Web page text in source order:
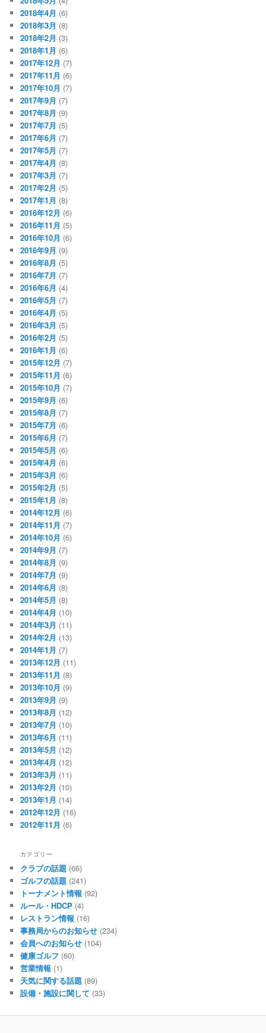
2018年4月 (6)
2018年3月 (8)
2018年2月 (3)
2018年1月 (6)
2017年12月 (7)
2017年11月 (6)
2017年10月 (7)
2017年9月 (7)
2017年8月 (9)
2017年7月 (5)
2017年6月 (7)
2017年5月 (7)
2017年4月 (8)
2017年3月 (7)
2017年2月 (5)
2017年1月 (8)
2016年12月 (6)
2016年11月 (5)
2016年10月 (6)
2016年9月 (9)
2016年8月 (5)
2016年7月 (7)
2016年6月 (4)
2016年5月 (7)
2016年4月 (5)
2016年3月 (5)
2016年2月 (5)
2016年1月 (6)
2015年12月 (7)
2015年11月 (6)
2015年10月 (7)
2015年9月 (6)
2015年8月 (7)
2015年7月 (6)
2015年6月 (7)
2015年5月 (6)
2015年4月 (6)
2015年3月 (6)
2015年2月 (5)
2015年1月 (8)
2014年12月 (6)
2014年11月 (7)
2014年10月 (6)
2014年9月 (7)
2014年8月 (9)
2014年7月 (9)
2014年6月 (8)
2014年5月 (8)
2014年4月 (10)
2014年3月 (11)
2014年2月 (13)
2014年1月 (7)
2013年12月 (11)
2013年11月 (8)
2013年10月 (9)
2013年9月 (9)
2013年8月 (12)
2013年7月 (10)
2013年6月 (11)
2013年5月 (12)
2013年4月 (12)
2013年3月 (11)
2013年2月 (10)
2013年1月 (14)
2012年12月 (16)
2012年11月 (6)
カテゴリー
クラブの話題 (66)
ゴルフの話題 (241)
トーナメント情報 (92)
ルール・HDCP (4)
レストラン情報 (16)
事務局からのお知らせ (234)
会員へのお知らせ (104)
健康ゴルフ (60)
営業情報 (1)
天気に関する話題 (89)
設備・施設に関して (33)